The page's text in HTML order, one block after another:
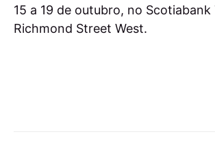
15 a 19 de outubro, no
Richmond Street West.